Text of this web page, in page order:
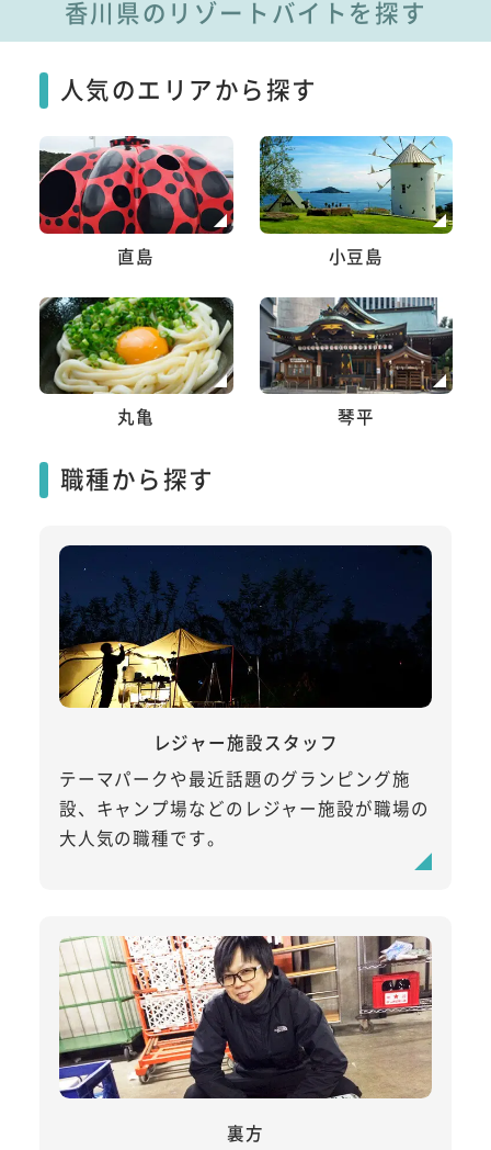
香川県のリゾートバイトを探す
人気のエリアから探す
直島 小豆島
丸亀 琴平
職種から探す
レジャー施設スタッフ
テーマパークや最近話題のグランピング施
設、キャンプ場などのレジャー施設が職場の
大人気の職種です。
裏方